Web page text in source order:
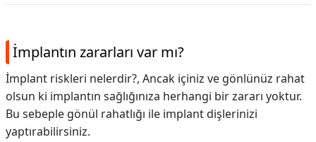
İmplantın zararları var mı?
İmplant riskleri nelerdir?, Ancak içiniz ve gönlünüz rahat
olsun ki implantın sağlığınıza herhangi bir zararı yoktur.
Bu sebeple gönül rahatlığı ile implant dişlerinizi
yaptırabilirsiniz.